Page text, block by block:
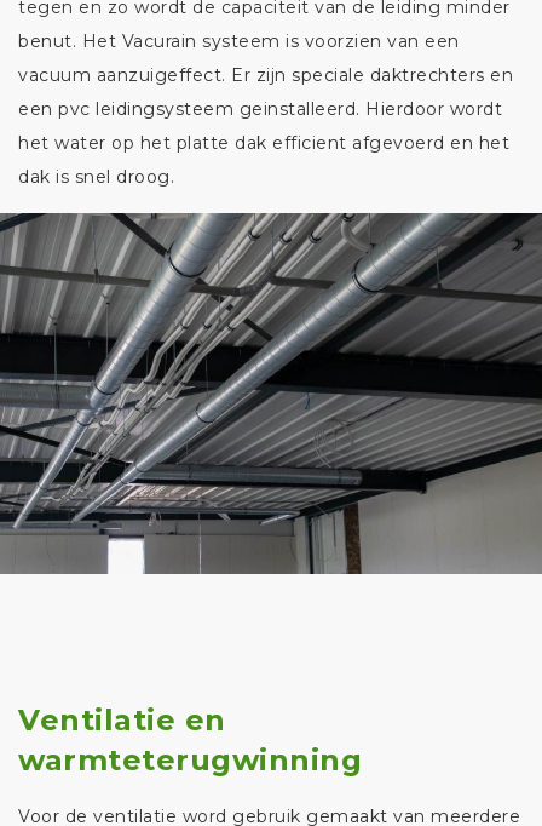
tegen en zo wordt de capaciteit van de leiding minder
benut. Het Vacurain systeem is voorzien van een
vacuum aanzuigeffect. Er zijn speciale daktrechters en
een pvc leidingsysteem geinstalleerd. Hierdoor wordt
het water op het platte dak efficient afgevoerd en het
dak is snel droog.
Ventilatie en
warmteterugwinning
Voor de ventilatie word gebruik gemaakt van meerdere